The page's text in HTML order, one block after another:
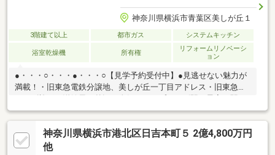
神奈川県横浜市青葉区美しが丘１
3階建て以上 都市ガス システムキッチン
浴室乾燥機 所有権
リフォームリノベーシ
ョン
●・・・○・・・●・・・○【見学予約受付中】●見逃せない魅力が
満載！・旧東急電鉄分譲地、美しが丘一丁目アドレス・旧東急ホ
山内公園に隣接した落ち着いた住環境・リビングダイニングには
開放感のある吹抜け・お子様の遊び場や客間など多目的に使用で
きる和室・広々とした前面道路で車の出入りもスムーズ写真や資
料だけでは伝わらない、現地ならではの魅力も丁寧にご案内いた
神奈川県横浜市港北区日吉本町５ 2億4,800万円
他